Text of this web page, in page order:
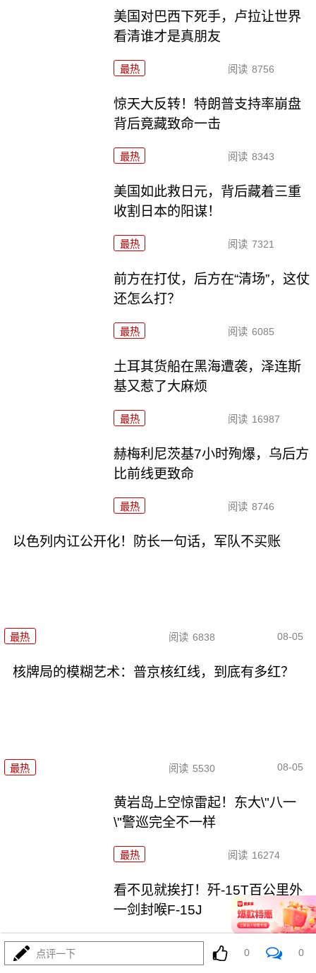
美国对巴西下死手，卢拉让世界
看清谁才是真朋友
最热 阅读 8756
惊天大反转！特朗普支持率崩盘
背后竟藏致命一击
最热 阅读 8343
美国如此救日元，背后藏着三重
收割日本的阳谋！
最热 阅读 7321
前方在打仗，后方在“清场”，这仗
还怎么打？
最热 阅读 6085
土耳其货船在黑海遭袭，泽连斯
基又惹了大麻烦
最热 阅读 16987
赫梅利尼茨基7小时殉爆，乌后方
比前线更致命
最热 阅读 8746
以色列内讧公开化！防长一句话，军队不买账
最热 阅读 6838 08-05
核牌局的模糊艺术：普京核红线，到底有多红？
最热 阅读 5530 08-05
黄岩岛上空惊雷起！东大\"八一
\"警巡完全不一样
最热 阅读 16274
看不见就挨打！歼-15T百公里外
一剑封喉F-15J
最热
点评一下 0 0